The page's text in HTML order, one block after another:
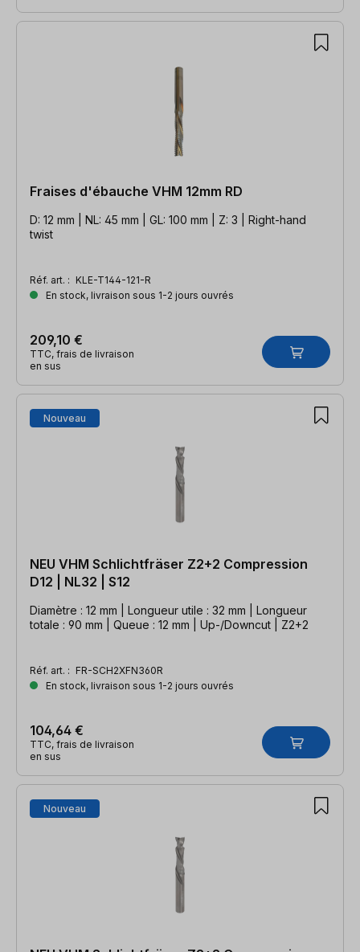
Fraises d'ébauche VHM 12mm RD
D: 12 mm | NL: 45 mm | GL: 100 mm | Z: 3 | Right-hand
twist
Réf. art. : KLE-T144-121-R
En stock, livraison sous 1-2 jours ouvrés
209,10 €
TTC, frais de livraison
en sus
Nouveau
NEU VHM Schlichtfräser Z2+2 Compression
D12 | NL32 | S12
Diamètre : 12 mm | Longueur utile : 32 mm | Longueur
totale : 90 mm | Queue : 12 mm | Up-/Downcut | Z2+2
Réf. art. : FR-SCH2XFN360R
En stock, livraison sous 1-2 jours ouvrés
104,64 €
TTC, frais de livraison
en sus
Nouveau